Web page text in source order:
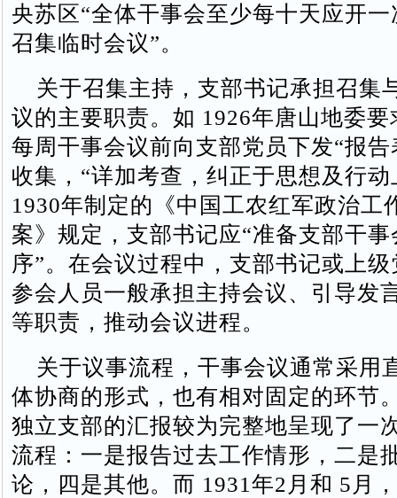
央苏区“全体干事会至少每十天应开
召集临时会议”。
关于召集主持，支部书记承担召集
议的主要职责。如 1926年唐山地委
每周干事会议前向支部党员下发“报告
收集，“详加考查，纠正于思想及行
1930年制定的《中国工农红军政治工
案》规定，支部书记应“准备支部干
序”。在会议过程中，支部书记或上
参会人员一般承担主持会议、引导发
等职责，推动会议进程。
关于议事流程，干事会议通常采用
体协商的形式，也有相对固定的环节
独立支部的汇报较为完整地呈现了一
流程：一是报告过去工作情形，二是
论，四是其他。而 1931年2月和 5月